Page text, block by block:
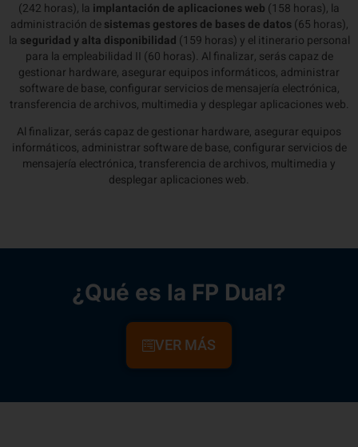
(242 horas), la implantación de aplicaciones web (158 horas), la
administración desistemas gestores de bases de datos (65 horas),
la seguridad y alta disponibilidad (159 horas) y el itinerario personal
para la empleabilidad II (60 horas). Al finalizar, serás capaz de
gestionar hardware, asegurar equipos informáticos, administrar
software de base, configurar servicios de mensajería electrónica,
transferencia de archivos, multimedia y desplegar aplicaciones web.
Al finalizar, serás capaz de gestionar hardware, asegurar equipos
informáticos, administrar software de base, configurar servicios de
mensajería electrónica, transferencia de archivos, multimedia y
desplegar aplicaciones web.
¿Qué es la FP Dual?
VER MÁS